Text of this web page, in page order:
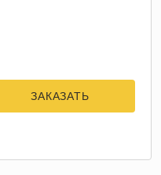
ЗАКАЗАТЬ